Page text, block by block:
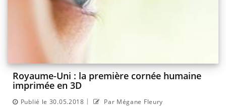
Royaume-Uni : la première cornée humaine
imprimée en 3D
Publié le 30.05.2018 | Par Mégane Fleury